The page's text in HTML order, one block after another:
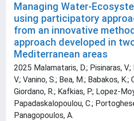
Managing Water-
using participatory
from an innovative
approach developed in
Mediterranean areas
2025 Malamataris, D.; Pisinaras,
V.; Vanino, S.; Bea, M.; Babakos, K.;
Giordano, R.; Kafkias, P.; Lopez-
Papadaskalopoulou, C.;
Panagopoulos, A.